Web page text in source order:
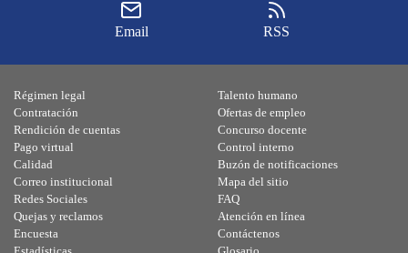
Email RSS
Régimen legal
Contratación
Rendición de cuentas
Pago virtual
Calidad
Talento humano
Ofertas de empleo
Concurso docente
Control interno
Buzón de notificaciones
Correo institucional
Redes Sociales
Quejas y reclamos
Encuesta
Mapa del sitio
FAQ
Atención en línea
Contáctenos